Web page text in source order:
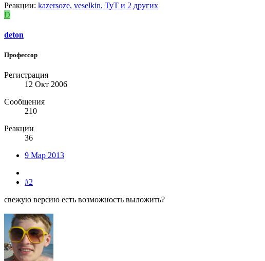
Реакции: kazersoze, veselkin, TyT и 2 других
D
deton
Профессор
Регистрация
12 Окт 2006
Сообщения
210
Реакции
36
9 Мар 2013
#2
свежую версию есть возможность выложить?